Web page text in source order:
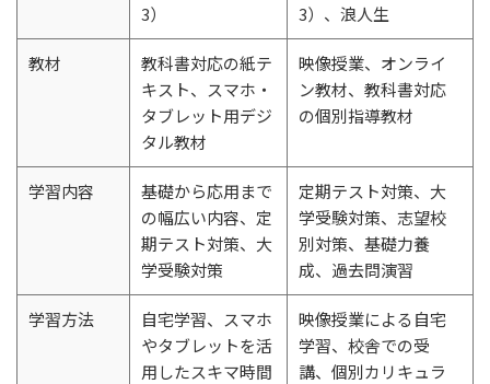
3）
3）、浪人生
教材
教科書対応の紙テ
キスト、スマホ・
タブレット用デジ
タル教材
映像授業、オンライ
ン教材、教科書対応
の個別指導教材
学習内容
基礎から応用まで
の幅広い内容、定
期テスト対策、大
学受験対策
定期テスト対策、大
学受験対策、志望校
別対策、基礎力養
成、過去問演習
学習方法
自宅学習、スマホ
やタブレットを活
用したスキマ時間
映像授業による自宅
学習、校舎での受
講、個別カリキュラ